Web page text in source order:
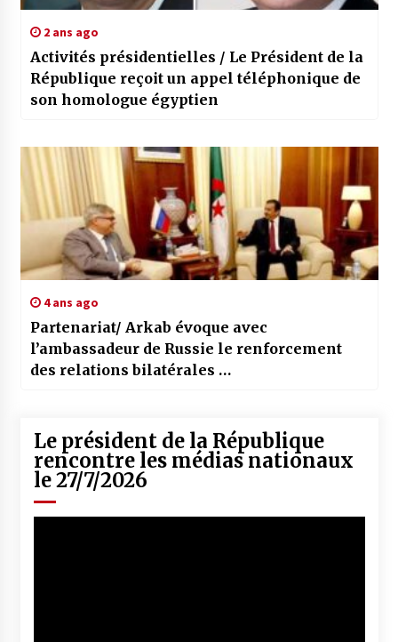
2 ans ago
Activités présidentielles / Le Président de la
République reçoit un appel téléphonique de
son homologue égyptien
4 ans ago
Partenariat/ Arkab évoque avec
l’ambassadeur de Russie le renforcement
des relations bilatérales …
Le président de la République
rencontre les médias nationaux
le 27/7/2026